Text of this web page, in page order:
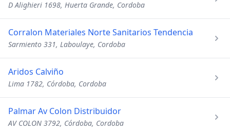
D Alighieri 1698, Huerta Grande, Cordoba
Corralon Materiales Norte Sanitarios Tendencia
Sarmiento 331, Laboulaye, Cordoba
Aridos Calviño
Lima 1782, Córdoba, Cordoba
Palmar Av Colon Distribuidor
AV COLON 3792, Córdoba, Cordoba